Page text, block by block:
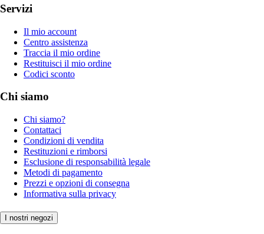
Servizi
Il mio account
Centro assistenza
Traccia il mio ordine
Restituisci il mio ordine
Codici sconto
Chi siamo
Chi siamo?
Contattaci
Condizioni di vendita
Restituzioni e rimborsi
Esclusione di responsabilità legale
Metodi di pagamento
Prezzi e opzioni di consegna
Informativa sulla privacy
I nostri negozi